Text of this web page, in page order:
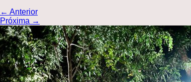
← Anterior
Próxima →